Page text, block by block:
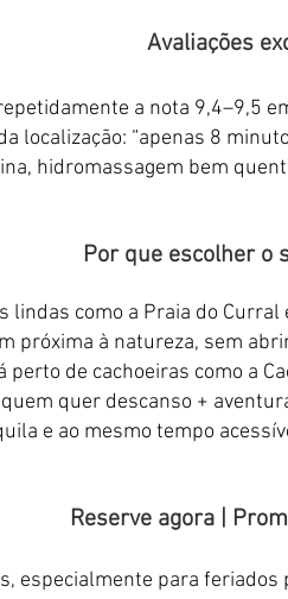
Avaliações
a nota 9,4–9,5
localização: “apenas 8
hidromassagem bem
Por que escolher o
lindas como a Praia do
próxima à natureza, sem
perto de cachoeiras como a
quer descanso +
e ao mesmo tempo
Reserve agora |
especialmente para